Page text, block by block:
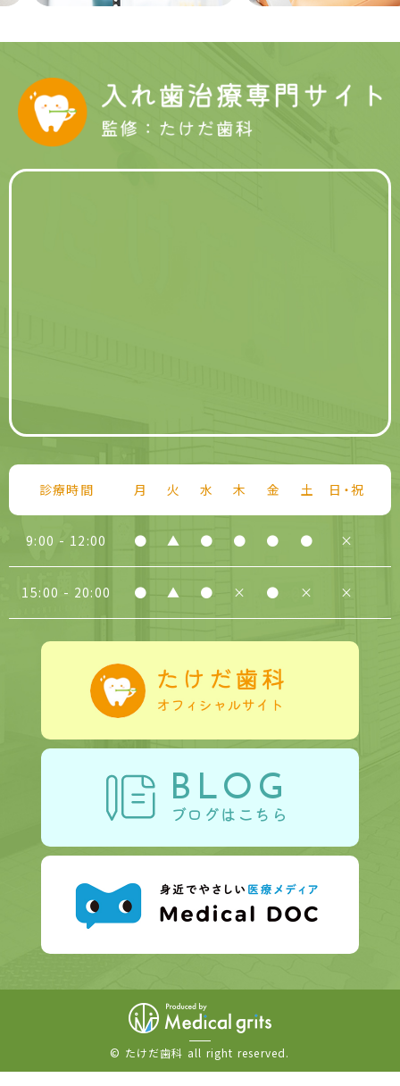
診療時間 月 火 水 木 金 土 日・祝
9:00 - 12:00 ● ▲ ● ● ● ● ×
15:00 - 20:00 ● ▲ ● × ● × ×
BLOG
ブログはこちら
© たけだ歯科 all right reserved.